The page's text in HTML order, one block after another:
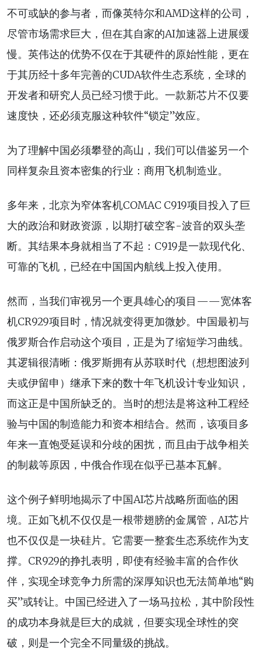
不可或缺的参与者，而像英特尔和AMD这样的公司，
尽管市场需求巨大，但在其自家的AI加速器上进展缓
慢。英伟达的优势不仅在于其硬件的原始性能，更在
于其历经十多年完善的CUDA软件生态系统，全球的
开发者和研究人员已经习惯于此。一款新芯片不仅要
速度快，还必须克服这种软件“锁定”效应。
为了理解中国必须攀登的高山，我们可以借鉴另一个
同样复杂且资本密集的行业：商用飞机制造业。
多年来，北京为窄体客机COMAC C919项目投入了巨
大的政治和财政资源，以期打破空客-波音的双头垄
断。其结果本身就相当了不起：C919是一款现代化、
可靠的飞机，已经在中国国内航线上投入使用。
然而，当我们审视另一个更具雄心的项目——宽体客
机CR929项目时，情况就变得更加微妙。中国最初与
俄罗斯合作启动这个项目，正是为了缩短学习曲线。
其逻辑很清晰：俄罗斯拥有从苏联时代（想想图波列
夫或伊留申）继承下来的数十年飞机设计专业知识，
而这正是中国所缺乏的。当时的想法是将这种工程经
验与中国的制造能力和资本相结合。然而，该项目多
年来一直饱受延误和分歧的困扰，而且由于战争相关
的制裁等原因，中俄合作现在似乎已基本瓦解。
这个例子鲜明地揭示了中国AI芯片战略所面临的困
境。正如飞机不仅仅是一根带翅膀的金属管，AI芯片
也不仅仅是一块硅片。它需要一整套生态系统作为支
撑。CR929的挣扎表明，即使有经验丰富的合作伙
伴，实现全球竞争力所需的深厚知识也无法简单地“购
买”或转让。中国已经进入了一场马拉松，其中阶段性
的成功本身就是巨大的成就，但要实现全球性的突
破，则是一个完全不同量级的挑战。